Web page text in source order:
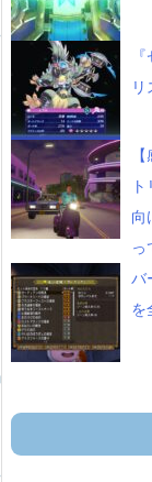
向
っ
バ
を